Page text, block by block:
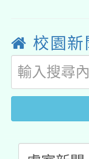
動」
開 智
校園